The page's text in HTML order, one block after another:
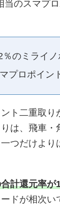
当のスマプ
％のミライノ
プロポイン
ト二重取り
は、飛車・
つだけより
計還元率が
ドが相次い